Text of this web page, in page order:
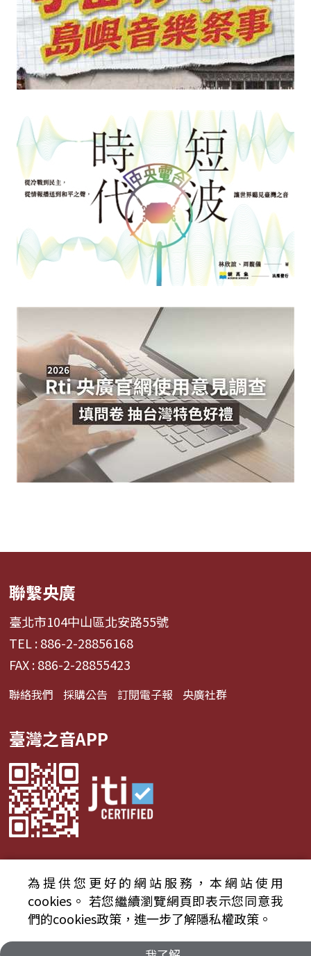
聯繫央廣
臺北市104中山區北安路55號
TEL : 886-2-28856168
FAX : 886-2-28855423
聯絡我們 採購公告 訂閱電子報 央廣社群
臺灣之音APP
© 2024財團法人中央廣播電臺 版權所有
資通安全政策聲明
服務條款 隱私權條款
為提供您更好的網站服務，本網站使用
cookies。 若您繼續瀏覽網頁即表示您同意我
們的cookies政策，進一步了解隱私權政策。